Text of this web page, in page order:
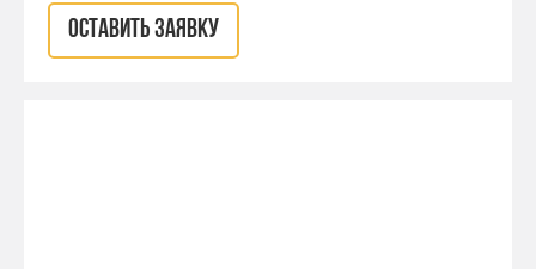
ОСТАВИТЬ ЗАЯВКУ